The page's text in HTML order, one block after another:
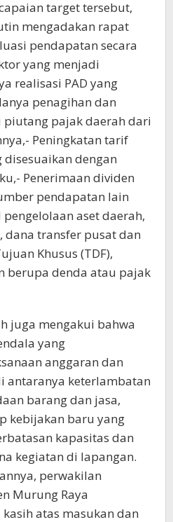
target tersebut,
mengadakan rapat
pendapatan secara
yang menjadi
realisasi PAD yang
penagihan dan
pajak daerah dari
Peningkatan tarif
dengan
Penerimaan dividen
pendapatan lain
aset daerah,
dana transfer pusat dan
Khusus (TDF),
berupa denda atau pajak
juga mengakui bahwa
yang
anggaran dan
antaranya keterlambatan
barang dan jasa,
kebijakan baru yang
kapasitas dan
kegiatan di lapangan.
perwakilan
Murung Raya
atas masukan dan